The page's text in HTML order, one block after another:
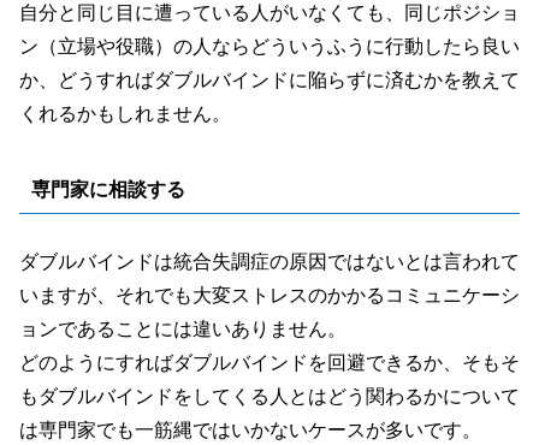
自分と同じ目に遭っている人がいなくても、同じポジショ
ン （立場や役職） の人ならどういうふうに行動したら良い
か、どうすればダブルバインドに陥らずに済むかを教えて
くれるかもしれません。
専門家に相談する
ダブルバインドは統合失調症の原因ではないとは言われて
いますが、それでも大変ストレスのかかるコミュニケーシ
ョンであることには違いありません。
どのようにすればダブルバインドを回避できるか、そもそ
もダブルバインドをしてくる人とはどう関わるかについて
は専門家でも一筋縄ではいかないケースが多いです。